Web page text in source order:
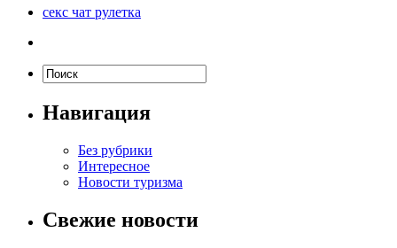
секс чат рулетка
Навигация
Без рубрики
Интересное
Новости туризма
Свежие новости